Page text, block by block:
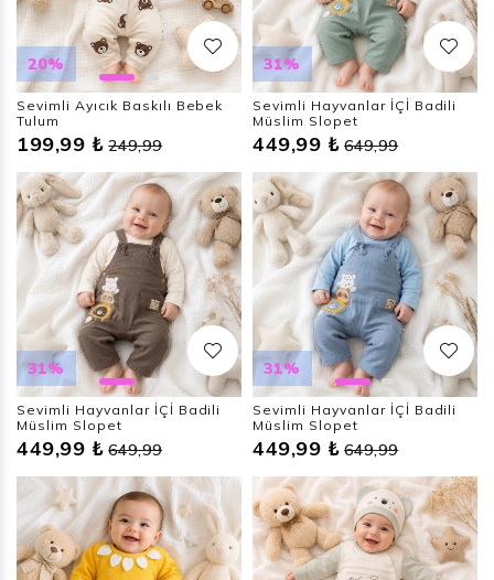
20%
Sevimli Ayıcık Baskılı Bebek
Tulum
199,99 ₺ 249,99
31%
Sevimli Hayvanlar İÇİ Badili
Müslim Slopet
449,99 ₺ 649,99
31%
Sevimli Hayvanlar İÇİ Badili
Müslim Slopet
449,99 ₺ 649,99
31%
Sevimli Hayvanlar İÇİ Badili
Müslim Slopet
449,99 ₺ 649,99